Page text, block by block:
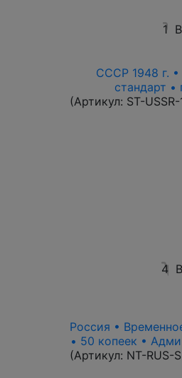
1
СССР 1948 г. •
стандарт
(Артикул: ST-
4
Россия •
• 50 копеек •
(Артикул: NT-RUS-